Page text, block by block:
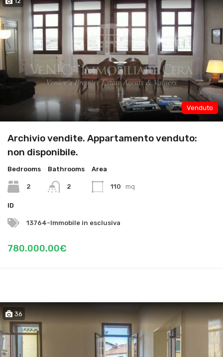
Venduto
Archivio vendite. Appartamento venduto:
non disponibile.
Bedrooms
2
Bathrooms
2
Area
110 mq
ID
13764-Immobile in esclusiva
780.000,00€
36